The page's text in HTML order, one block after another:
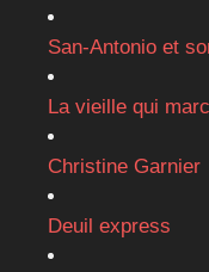
San-Antonio et
La vieille qui
Christine Garnier
Deuil express